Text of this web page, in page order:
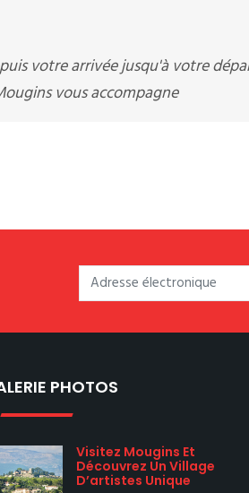
votre arrivée jusqu'à votre
vous accompagne
PHOTOS
Visitez Mougins Et
Découvrez Un Village
D’artistes Unique